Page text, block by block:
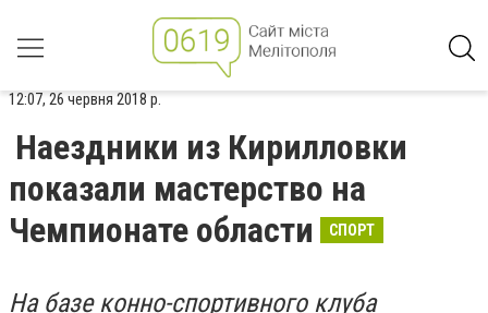
12:07, 26 червня 2018 р.
Наездники из Кирилловки
показали мастерство на
Чемпионате области
СПОРТ
На базе конно-спортивного клуба